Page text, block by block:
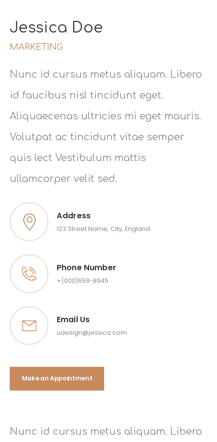
Jessica Doe
MARKETING
Nunc id cursus metus aliquam. Libero
id faucibus nisl tincidunt eget.
Aliquaecenas ultricies mi eget mauris.
Volutpat ac tincidunt vitae semper
quis lect Vestibulum mattis
ullamcorper velit sed.
Address
123 Street Name, City, England
Phone Number
+(000)658-8945
Email Us
udesign@jessica.com
Make an Appointment
Nunc id cursus metus aliquam. Libero